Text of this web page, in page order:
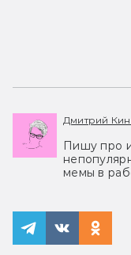
Дмитрий
Пишу про
мемы в